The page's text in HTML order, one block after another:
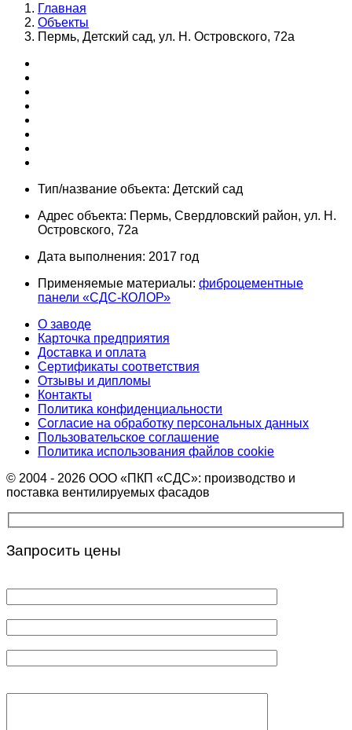
Главная
Объекты
Пермь, Детский сад, ул. Н. Островского, 72а
Тип/название объекта: Детский сад
Адрес объекта: Пермь, Свердловский район, ул. Н.
Островского, 72а
Дата выполнения: 2017 год
Применяемые материалы: фиброцементные
панели «СДС-КОЛОР»
О заводе
Карточка предприятия
Доставка и оплата
Сертификаты соответствия
Отзывы и дипломы
Контакты
Политика конфиденциальности
Согласие на обработку персональных данных
Пользовательское соглашение
Политика использования файлов cookie
© 2004 - 2026 ООО «ПКП «СДС»: производство и
поставка вентилируемых фасадов
Запросить цены